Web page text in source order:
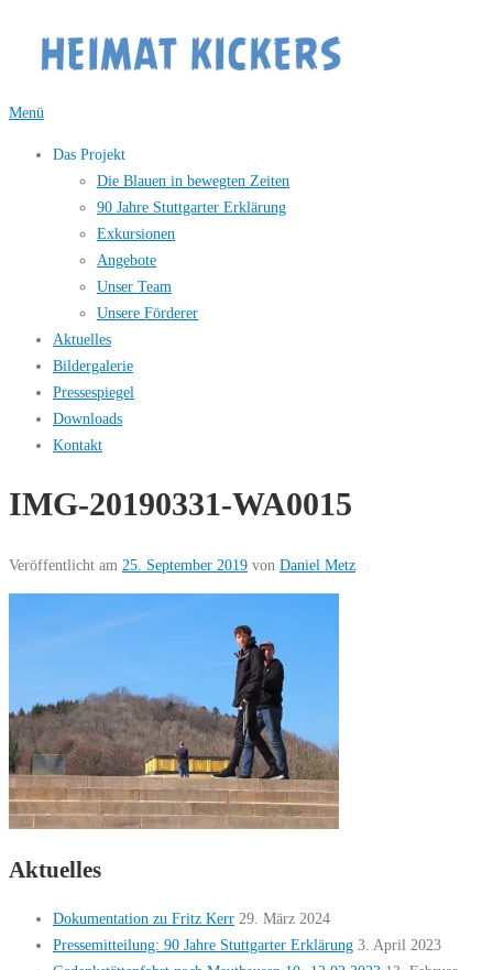
Inhalt
springen
Menü
Das Projekt
Die Blauen in bewegten Zeiten
90 Jahre Stuttgarter Erklärung
Exkursionen
Angebote
Unser Team
Unsere Förderer
Aktuelles
Bildergalerie
Pressespiegel
Downloads
Kontakt
IMG-20190331-WA0015
Veröffentlicht am 25. September 2019 von Daniel Metz
Aktuelles
Dokumentation zu Fritz Kerr 29. März 2024
Pressemitteilung: 90 Jahre Stuttgarter Erklärung 3. April 2023